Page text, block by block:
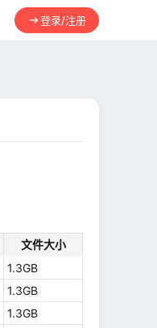
登录/注册
文件大小
1.3GB
1.3GB
1.3GB